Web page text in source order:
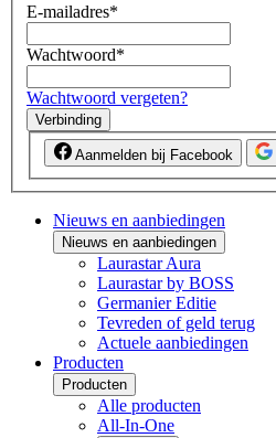
E-mailadres*
Wachtwoord*
Wachtwoord vergeten?
Verbinding
Aanmelden bij Facebook
Nieuws en aanbiedingen
Nieuws en aanbiedingen
Laurastar Aura
Laurastar by BOSS
Germanier Editie
Tevreden of geld terug
Actuele aanbiedingen
Producten
Producten
Alle producten
All-In-One